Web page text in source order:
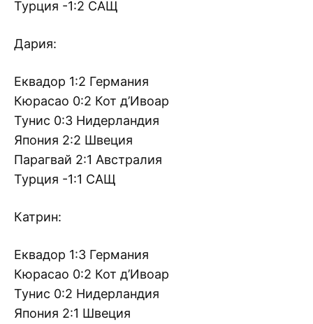
Турция -1:2 САЩ
Дария:
Еквадор 1:2 Германия
Кюрасао 0:2 Кот д’Ивоар
Тунис 0:3 Нидерландия
Япония 2:2 Швеция
Парагвай 2:1 Австралия
Турция -1:1 САЩ
Катрин:
Еквадор 1:3 Германия
Кюрасао 0:2 Кот д’Ивоар
Тунис 0:2 Нидерландия
Япония 2:1 Швеция